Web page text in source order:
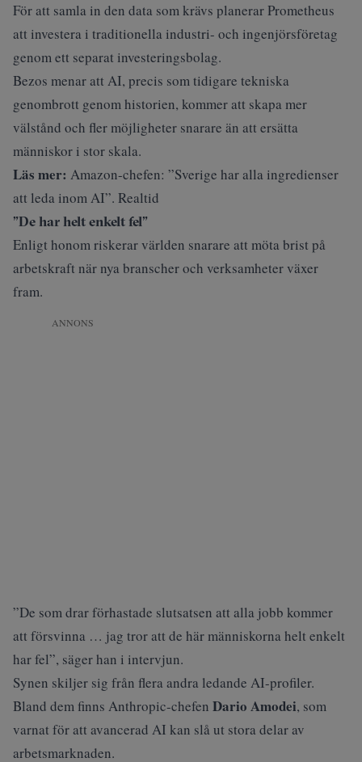
För att samla in den data som krävs planerar Prometheus
att investera i traditionella industri- och ingenjörsföretag
genom ett separat investeringsbolag.
Bezos menar att AI, precis som tidigare tekniska
genombrott genom historien, kommer att skapa mer
välstånd och fler möjligheter snarare än att ersätta
människor i stor skala.
Läs mer: Amazon-chefen: ”Sverige har alla ingredienser
att leda inom AI”. Realtid
”De har helt enkelt fel”
Enligt honom riskerar världen snarare att möta brist på
arbetskraft när nya branscher och verksamheter växer
fram.
ANNONS
”De som drar förhastade slutsatsen att alla jobb kommer
att försvinna … jag tror att de här människorna helt enkelt
har fel”, säger han i intervjun.
Synen skiljer sig från flera andra ledande AI-profiler.
Bland dem finns Anthropic-chefen Dario Amodei, som
varnat för att avancerad AI kan slå ut stora delar av
arbetsmarknaden.